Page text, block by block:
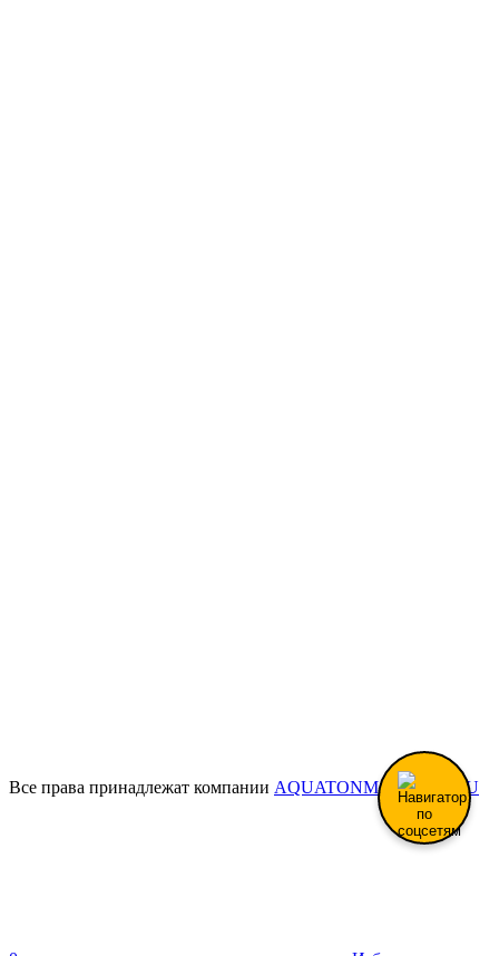
Все права принадлежат компании AQUATONMAGAZIN.RU